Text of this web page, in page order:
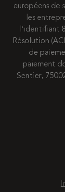
européens de
les
l’identifiant
Résolution
de
paiement
Sentier,